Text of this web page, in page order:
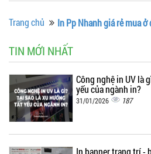
Trang chủ In Pp Nhanh giá rẻ mua ở
TIN MỚI NHẤT
Công nghệ in UV là
yếu của ngành in?
31/01/2026 187
In banner trang trí -